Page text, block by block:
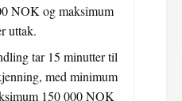
NOK og maksimum
uttak.
tar 15 minutter til
med minimum
150 000 NOK